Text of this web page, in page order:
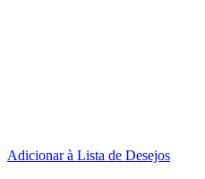
Adicionar à Lista de Desejos